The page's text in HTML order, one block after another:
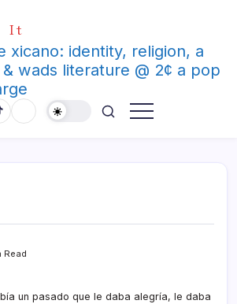
It
xicano: identity, religion, a
wads literature @ 2¢ a pop
Read
un pasado que le daba alegrí­a, le daba